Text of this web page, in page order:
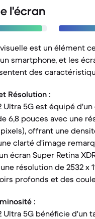
l'écran
est un élément
smartphone, et les
des
Résolution :
Ultra 5G est équipé
6,8 pouces avec une
offrant une
clarté d'image
écran Super Retina
résolution de 2532 x
profonds et des
:
Ultra 5G bénéficie d'un